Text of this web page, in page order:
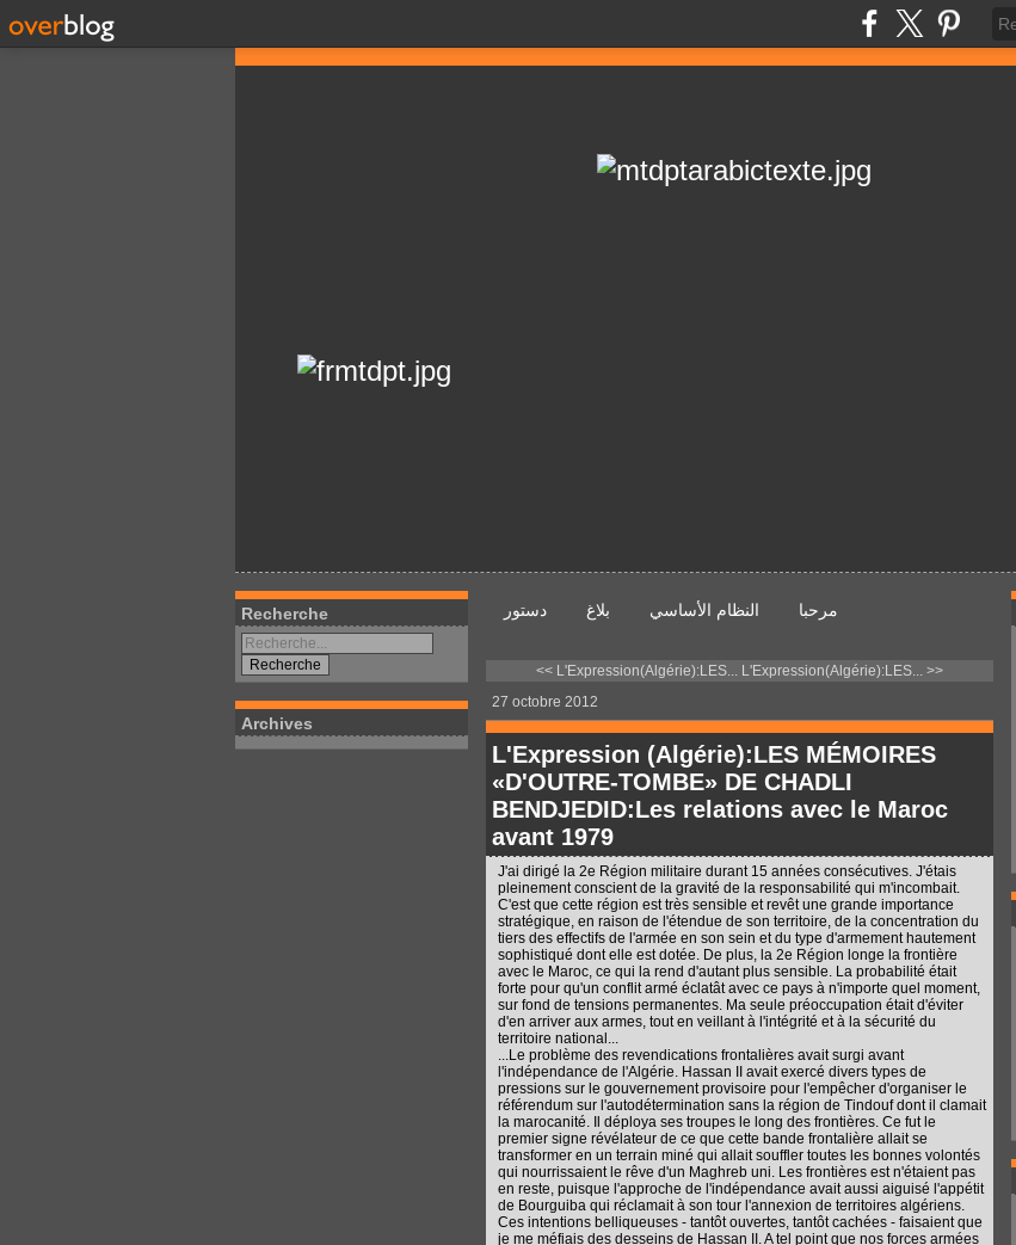
Recherche
Archives
مرحبا النظام الأساسي بلاغ دستور
<< L'Expression(Algérie):LES... L'Expression(Algérie):LES... >>
27 octobre 2012
L'Expression (Algérie):LES MÉMOIRES
«D'OUTRE-TOMBE» DE CHADLI
BENDJEDID:Les relations avec le Maroc
avant 1979
J'ai dirigé la 2e Région militaire durant 15 années consécutives. J'étais
pleinement conscient de la gravité de la responsabilité qui m'incombait.
C'est que cette région est très sensible et revêt une grande importance
stratégique, en raison de l'étendue de son territoire, de la concentration du
tiers des effectifs de l'armée en son sein et du type d'armement hautement
sophistiqué dont elle est dotée. De plus, la 2e Région longe la frontière
avec le Maroc, ce qui la rend d'autant plus sensible. La probabilité était
forte pour qu'un conflit armé éclatât avec ce pays à n'importe quel moment,
sur fond de tensions permanentes. Ma seule préoccupation était d'éviter
d'en arriver aux armes, tout en veillant à l'intégrité et à la sécurité du
territoire national...
...Le problème des revendications frontalières avait surgi avant
l'indépendance de l'Algérie. Hassan II avait exercé divers types de
pressions sur le gouvernement provisoire pour l'empêcher d'organiser le
référendum sur l'autodétermination sans la région de Tindouf dont il clamait
la marocanité. Il déploya ses troupes le long des frontières. Ce fut le
premier signe révélateur de ce que cette bande frontalière allait se
transformer en un terrain miné qui allait souffler toutes les bonnes volontés
qui nourrissaient le rêve d'un Maghreb uni. Les frontières est n'étaient pas
en reste, puisque l'approche de l'indépendance avait aussi aiguisé l'appétit
de Bourguiba qui réclamait à son tour l'annexion de territoires algériens.
Ces intentions belliqueuses - tantôt ouvertes, tantôt cachées - faisaient que
je me méfiais des desseins de Hassan II. A tel point que nos forces armées